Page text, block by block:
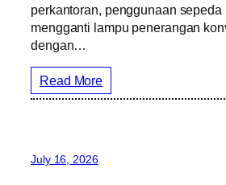
perkantoran, penggunaan sepeda
mengganti lampu penerangan
dengan…
Read More
July 16, 2026